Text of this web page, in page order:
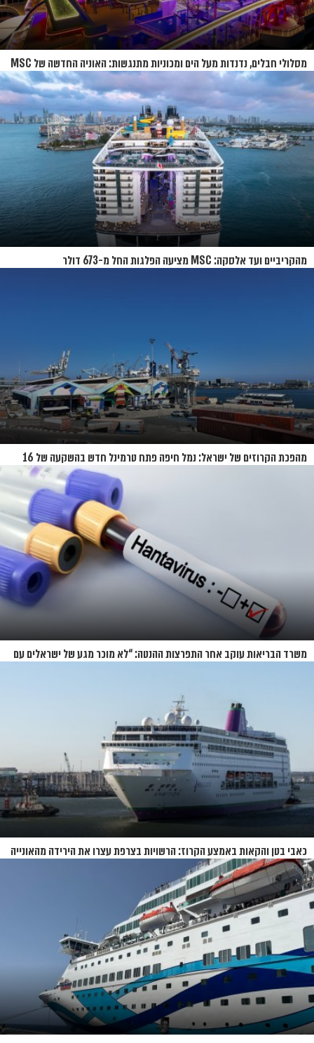
מסלולי חבלים, נדנדות מעל הים ומכוניות מתנגשות: האוניה החדשה של MSC
מהקריביים ועד אלסקה: MSC מציעה הפלגות החל מ-673 דולר
מהפכת הקרוזים של ישראל: נמל חיפה פתח טרמינל חדש בהשקעה של 16
משרד הבריאות עוקב אחר התפרצות ההנטה: “לא מוכר מגע של ישראלים עם
כאבי בטן והקאות באמצע הקרוז: הרשויות בצרפת עצרו את הירידה מהאונייה